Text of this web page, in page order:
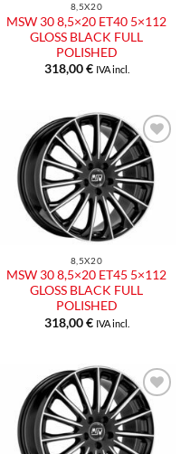
8,5X20
MSW 30 8,5×20 ET40 5×112
GLOSS BLACK FULL
POLISHED
318,00€ IVA incl.
Aggiungi
alla lista
dei
desideri
8,5X20
MSW 30 8,5×20 ET45 5×112
GLOSS BLACK FULL
POLISHED
318,00€ IVA incl.
Aggiungi
alla lista
dei
desideri